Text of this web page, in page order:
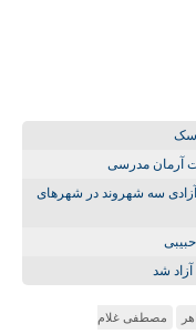
آرمان مدرسی
سه شهروند در شهرهای
شد
مصطفى غلام